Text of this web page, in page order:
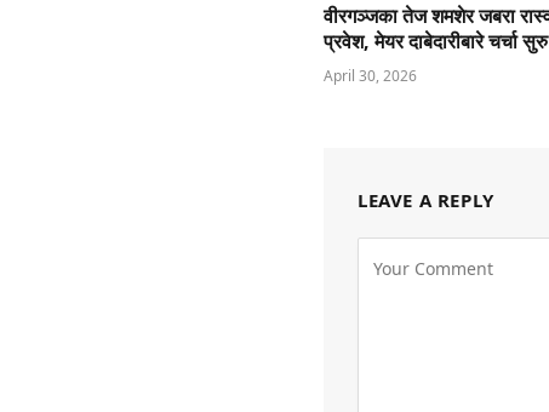
वीरगञ्जका तेज शमशेर जबरा
प्रवेश, मेयर दाबेदारीबारे चर्चा सुरु
April 30, 2026
LEAVE A REPLY